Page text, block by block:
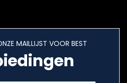
MAILLIJST VOOR BEST